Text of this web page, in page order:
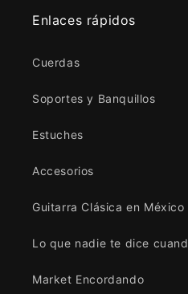
Enlaces rápidos
Cuerdas
Soportes y Banquillos
Estuches
Accesorios
Guitarra Clásica en México
Lo que nadie te dice
Market Encordando